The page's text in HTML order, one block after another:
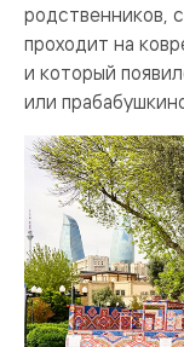
родственников,
проходит на
и который
или